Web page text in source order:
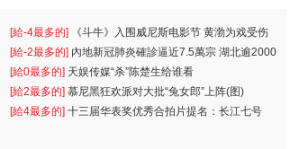
[給-4最多的]
《斗牛》入围威尼斯电影节 黄渤为戏受伤
一
[給-2最多的] 內地新冠肺炎確診逼近7.5萬宗 湖北逾2000
人
[給0最多的] 天娱传媒“杀”陈楚生给谁看
[給2最多的] 慕尼黑狂欢派对大批“兔女郎”上阵(图)
[給4最多的] 十三届华表奖优秀合拍片提名：长江七号